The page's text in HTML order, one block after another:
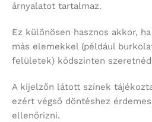
árnyalatot tartalmaz.
Ez különösen hasznos akkor,
más elemekkel (például
felületek) kódszinten
A kijelzőn látott színek
ezért végső döntéshez
ellenőrizni.